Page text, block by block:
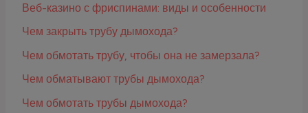
Веб-казино с фриспинами: виды и особенности
Чем закрыть трубу дымохода?
Чем обмотать трубу, чтобы она не замерзала?
Чем обматывают трубы дымохода?
Чем обмотать трубы дымохода?